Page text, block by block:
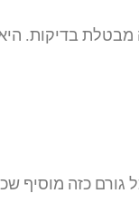
מבטלת בדיקות.
גורם כזה מוסיף